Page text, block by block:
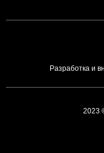
Разработка и
2023